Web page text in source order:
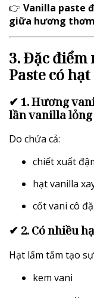
👉 Vanilla paste
giữa hương
3. Đặc
Paste có
✔ 1. Hương
lần vanilla lỏng
Do chứa cả:
chiết xuất
hạt vanilla
cốt vani cô
✔ 2. Có nhiều
Hạt lấm tấm tạo
kem vani